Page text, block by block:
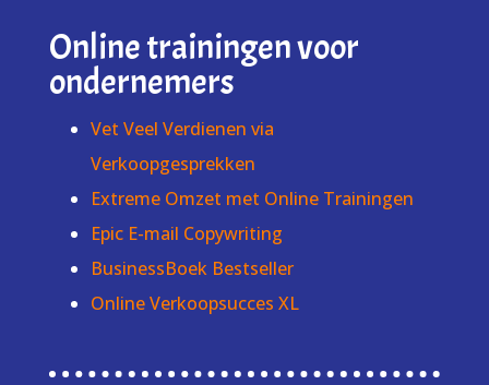
Online trainingen voor
ondernemers
Vet Veel Verdienen via
Verkoopgesprekken
Extreme Omzet met Online Trainingen
Epic E-mail Copywriting
BusinessBoek Bestseller
Online Verkoopsucces XL